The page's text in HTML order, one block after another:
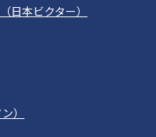
本ビクター）
）